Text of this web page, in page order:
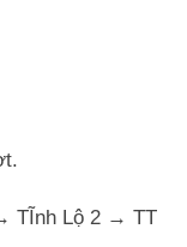
TĨnh Lộ 2 → TT